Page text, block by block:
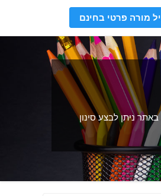
מורה פרטי בחינם
ניתן לבצע סינון